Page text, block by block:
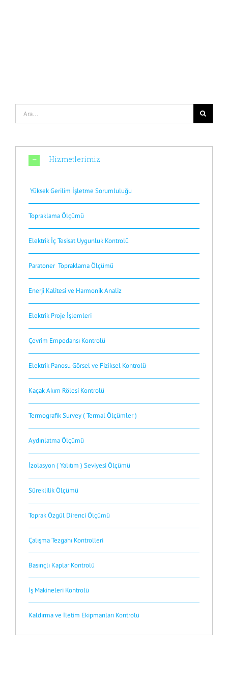
Hizmetlerimiz
Yüksek Gerilim İşletme Sorumluluğu
Topraklama Ölçümü
Elektrik İç Tesisat Uygunluk Kontrolü
Paratoner Topraklama Ölçümü
Enerji Kalitesi ve Harmonik Analiz
Elektrik Proje İşlemleri
Çevrim Empedansı Kontrolü
Elektrik Panosu Görsel ve Fiziksel Kontrolü
Kaçak Akım Rölesi Kontrolü
Termografik Survey ( Termal Ölçümler )
Aydınlatma Ölçümü
İzolasyon ( Yalıtım ) Seviyesi Ölçümü
Süreklilik Ölçümü
Toprak Özgül Direnci Ölçümü
Çalışma Tezgahı Kontrolleri
Basınçlı Kaplar Kontrolü
İş Makineleri Kontrolü
Kaldırma ve İletim Ekipmanları Kontrolü